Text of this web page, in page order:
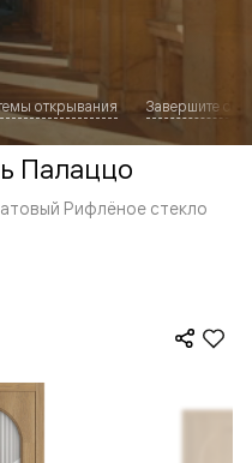
открывания Завершите
Палаццо
Рифлёное стекло